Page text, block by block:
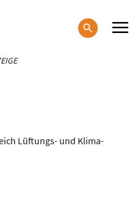
Lüftungs- und Klima-